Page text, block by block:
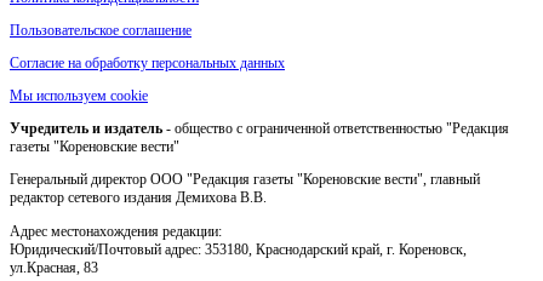
Пользовательское соглашение
Согласие на обработку персональных данных
Мы используем cookie
Учредитель и издатель - общество с ограниченной ответственностью "Редакция
газеты "Кореновские вести"
Генеральный директор ООО "Редакция газеты "Кореновские вести", главный
редактор сетевого издания Демихова В.В.
Адрес местонахождения редакции:
Юридический/Почтовый адрес: 353180, Краснодарский край, г. Кореновск,
ул.Красная, 83